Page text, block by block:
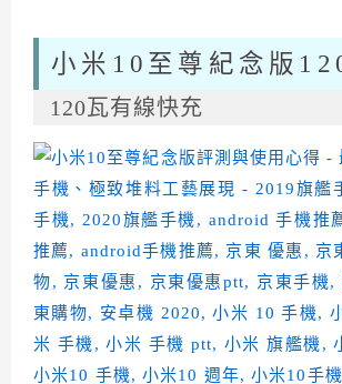
小米10至尊紀念版
120瓦有線快充